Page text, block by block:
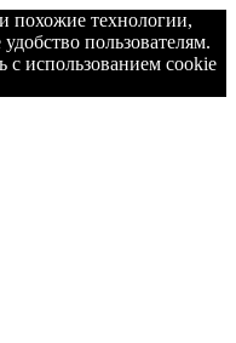
похожие технологии,
пользователям.
с использованием cookie